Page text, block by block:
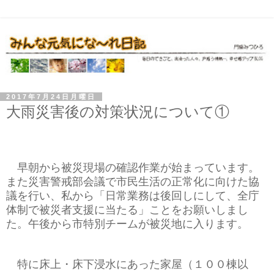
2017年7月24日月曜日
大雨災害後の対策状況について①
早朝から被災現場の確認作業が始まっています。
また災害警戒部会議で市民生活の正常化に向けた協
議を行い、私から「日常業務は後回しにして、全庁
体制で被災者支援に当たる」ことをお願いしまし
た。午後から市特別チームが被災地に入ります。
特に床上・床下浸水にあった家屋（１００棟以